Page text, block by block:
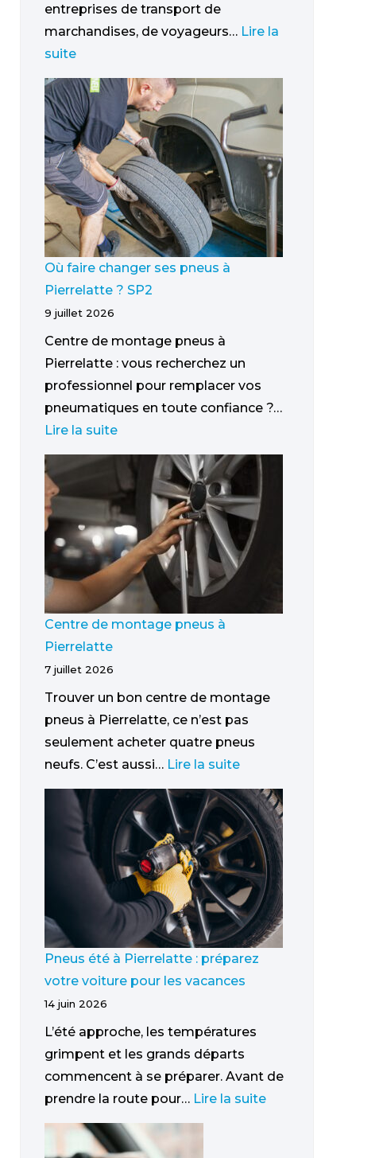
entreprises de transport de
marchandises, de voyageurs… Lire la
suite
Où faire changer ses pneus à
Pierrelatte ? SP2
9 juillet 2026
Centre de montage pneus à
Pierrelatte : vous recherchez un
professionnel pour remplacer vos
pneumatiques en toute confiance ?…
Lire la suite
Centre de montage pneus à
Pierrelatte
7 juillet 2026
Trouver un bon centre de montage
pneus à Pierrelatte, ce n’est pas
seulement acheter quatre pneus
neufs. C’est aussi… Lire la suite
Pneus été à Pierrelatte : préparez
votre voiture pour les vacances
14 juin 2026
L’été approche, les températures
grimpent et les grands départs
commencent à se préparer. Avant de
prendre la route pour… Lire la suite